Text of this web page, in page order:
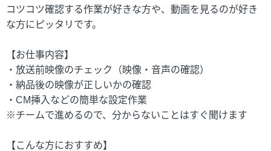
コツコツ確認する作業が好きな方や、動画を見るのが好き
な方にピッタリです。
【お仕事内容】
・放送前映像のチェック（映像・音声の確認）
・納品後の映像が正しいかの確認
・CM挿入などの簡単な設定作業
※チームで進めるので、分からないことはすぐ聞けます
【こんな方におすすめ】